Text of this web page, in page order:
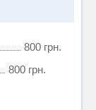
800 грн.
800 грн.